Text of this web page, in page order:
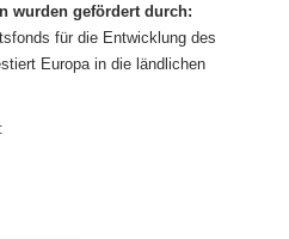
wurden gefördert durch:
für die Entwicklung des
Europa in die ländlichen